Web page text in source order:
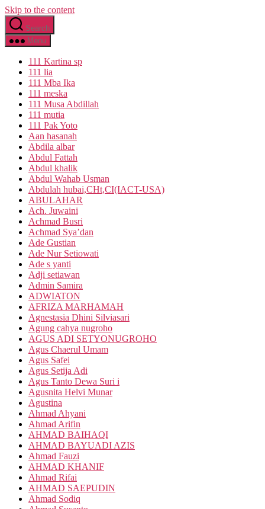
Skip to the content
Search
Menu
111 Kartina sp
111 lia
111 Mba Ika
111 meska
111 Musa Abdillah
111 mutia
111 Pak Yoto
Aan hasanah
Abdila albar
Abdul Fattah
Abdul khalik
Abdul Wahab Usman
Abdulah hubai,CHt,CI(IACT-USA)
ABULAHAR
Ach. Juwaini
Achmad Busri
Achmad Sya’dan
Ade Gustian
Ade Nur Setiowati
Ade s yanti
Adji setiawan
Admin Samira
ADWIATON
AFRIZA MARHAMAH
Agnestasia Dhini Silviasari
Agung cahya nugroho
AGUS ADI SETYONUGROHO
Agus Chaerul Umam
Agus Safei
Agus Setija Adi
Agus Tanto Dewa Suri i
Agusnita Helvi Munar
Agustina
Ahmad Ahyani
Ahmad Arifin
AHMAD BAIHAQI
AHMAD BAYUADI AZIS
Ahmad Fauzi
AHMAD KHANIF
Ahmad Rifai
AHMAD SAEPUDIN
Ahmad Sodiq